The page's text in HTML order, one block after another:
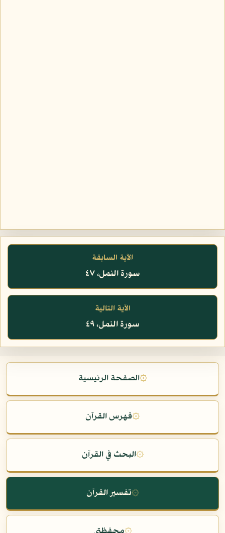
الآية السابقة
سورة النمل، ٤٧
الآية التالية
سورة النمل، ٤٩
۞الصفحة الرئيسية
۞فهرس القرآن
۞البحث في القرآن
۞تفسير القرآن